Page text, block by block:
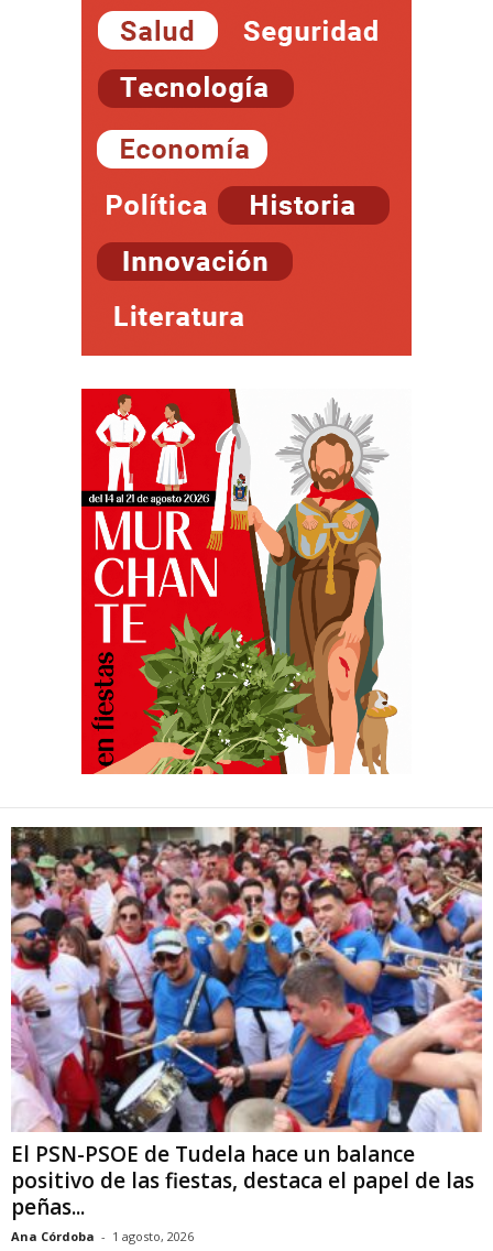
El PSN-PSOE de Tudela hace un balance
positivo de las fiestas, destaca el papel de las
peñas...
Ana Córdoba - 1 agosto, 2026